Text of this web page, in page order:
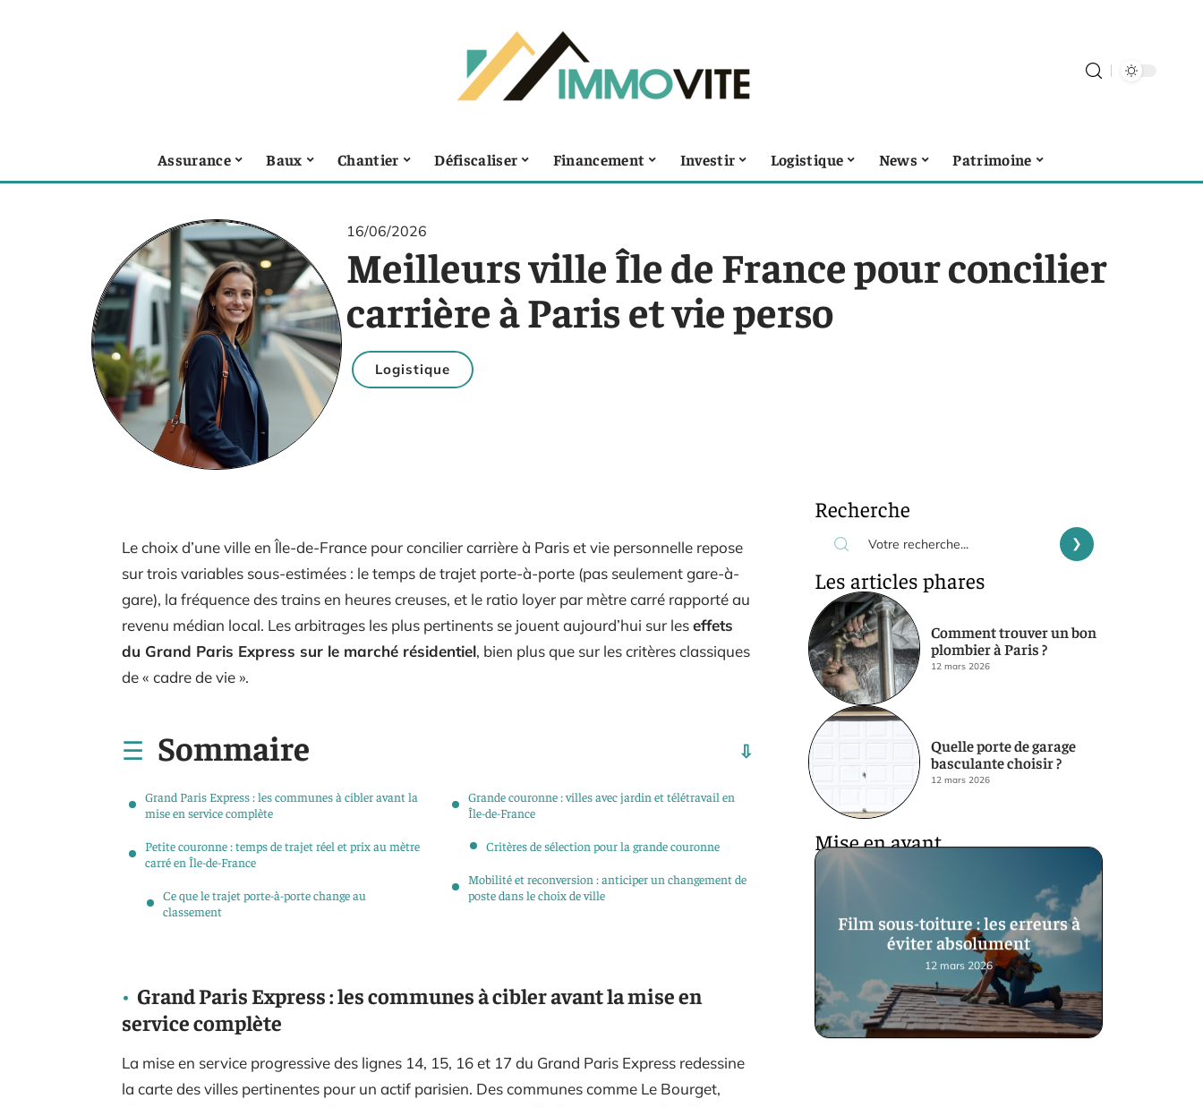
Assurance Baux Chantier Défiscaliser Financement Investir Logistique News Patrimoine
16/06/2026
Meilleurs ville Île de France pour concilier
carrière à Paris et vie perso
Logistique
Le choix d’une ville en Île-de-France pour concilier carrière à Paris et vie personnelle repose
sur trois variables sous-estimées : le temps de trajet porte-à-porte (pas seulement gare-à-
gare), la fréquence des trains en heures creuses, et le ratio loyer par mètre carré rapporté au
revenu médian local. Les arbitrages les plus pertinents se jouent aujourd’hui sur leseffets
du Grand Paris Express sur le marché résidentiel, bien plus que sur les critères classiques
de « cadre de vie ».
Sommaire
Grand Paris Express : les communes à cibler avant la
mise en service complète
Petite couronne : temps de trajet réel et prix au mètre
carré en Île-de-France
Ce que le trajet porte-à-porte change au
classement
Grande couronne : villes avec jardin et télétravail en
Île-de-France
Critères de sélection pour la grande couronne
Mobilité et reconversion : anticiper un changement de
poste dans le choix de ville
Grand Paris Express : les communes à cibler avant la mise en
service complète
La mise en service progressive des lignes 14, 15, 16 et 17 du Grand Paris Express redessine
la carte des villes pertinentes pour un actif parisien. Des communes comme Le Bourget,
Recherche
Les articles phares
Comment trouver un bon
plombier à Paris ?
12 mars 2026
Quelle porte de garage
basculante choisir ?
12 mars 2026
Mise en avant
Film sous-toiture : les erreurs à
éviter absolument
12 mars 2026